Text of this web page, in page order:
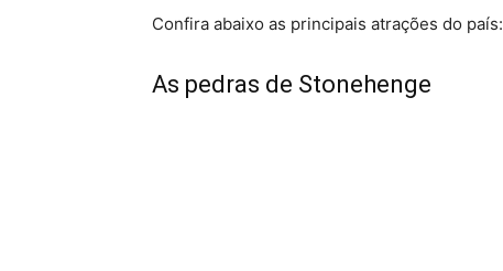
Confira abaixo as principais atrações do país:
As pedras de Stonehenge